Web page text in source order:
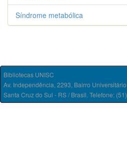
Síndrome metabólica
Bibliotecas UNISC
Av. Independência, 2293, Bairro
Santa Cruz do Sul - RS / Brasil. Telefone: